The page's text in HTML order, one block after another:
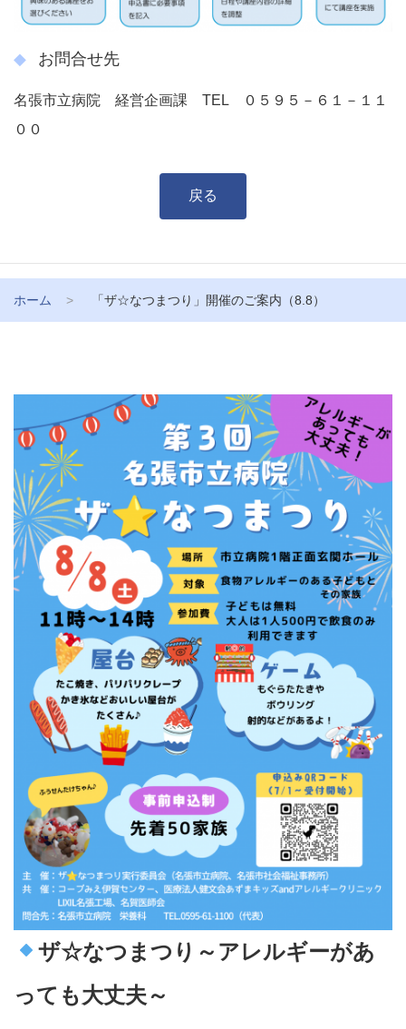
お問合せ先
名張市立病院 経営企画課 TEL ０５９５－６１－１１
００
戻る
ホーム 「ザ☆なつまつり」開催のご案内（8.8）
ザ☆なつまつり～アレルギーがあ
っても大丈夫～